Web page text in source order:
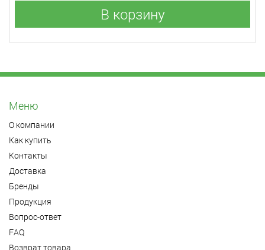
В корзину
Меню
О компании
Как купить
Контакты
Доставка
Бренды
Продукция
Вопрос-ответ
FAQ
Возврат товара